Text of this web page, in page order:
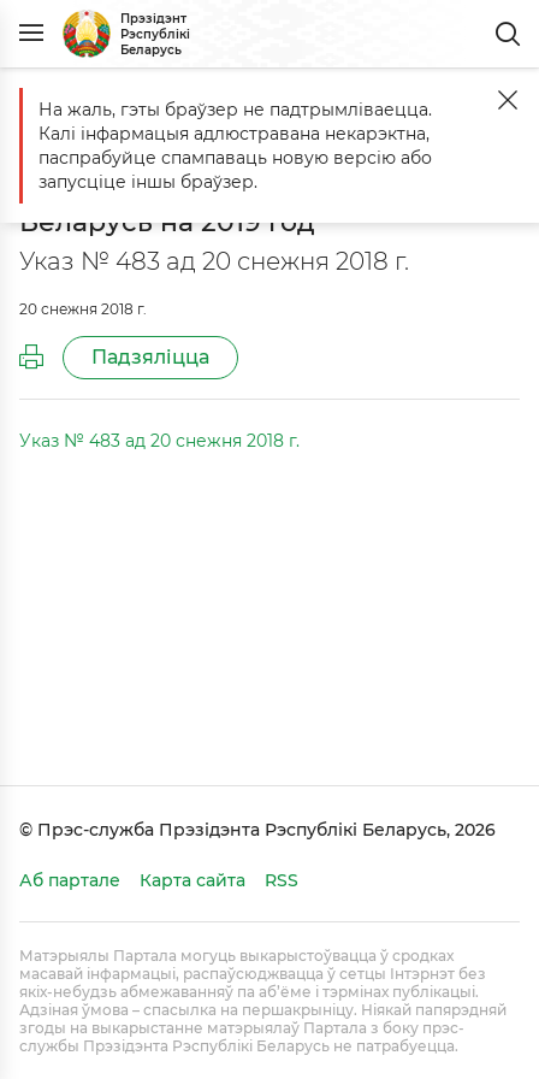
Прэзідэнт
Рэспублікі
Беларусь
Галоўная Афіцыйныя дакументы Аб задачах сацыяльна-
Аб задачах сацыяльна-
эканамічнага развіцця Рэспублікі
Беларусь на 2019 год
Указ № 483 ад 20 снежня 2018 г.
20 снежня 2018 г.
Падзяліцца
Указ № 483 ад 20 снежня 2018 г.
© Прэс-служба Прэзідэнта Рэспублікі Беларусь, 2026
Аб партале Карта сайта RSS
Матэрыялы Партала могуць выкарыстоўвацца ў сродках
масавай інфармацыі, распаўсюджвацца ў сетцы Інтэрнэт без
якіх-небудзь абмежаванняў па аб’ёме і тэрмінах публікацыі.
Адзіная ўмова – спасылка на першакрыніцу. Ніякай папярэдняй
згоды на выкарыстанне матэрыялаў Партала з боку прэс-
службы Прэзідэнта Рэспублікі Беларусь не патрабуецца.
На жаль, гэты браўзер не падтрымліваецца.
Калі інфармацыя адлюстравана некарэктна,
паспрабуйце спампаваць новую версію або
запусціце іншы браўзер.